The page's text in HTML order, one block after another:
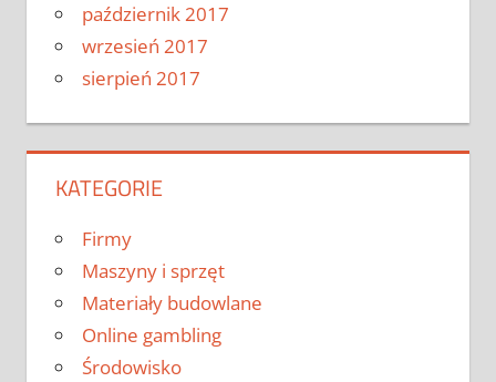
październik 2017
wrzesień 2017
sierpień 2017
KATEGORIE
Firmy
Maszyny i sprzęt
Materiały budowlane
Online gambling
Środowisko